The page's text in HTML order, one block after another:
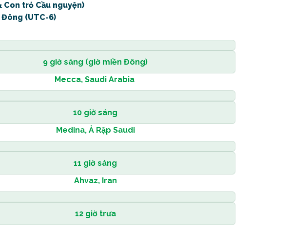
trỏ Cầu nguyện)
(UTC-6)
9 giờ sáng (giờ miền Đông)
Mecca, Saudi Arabia
10 giờ sáng
Medina, Ả Rập Saudi
11 giờ sáng
Ahvaz, Iran
12 giờ trưa